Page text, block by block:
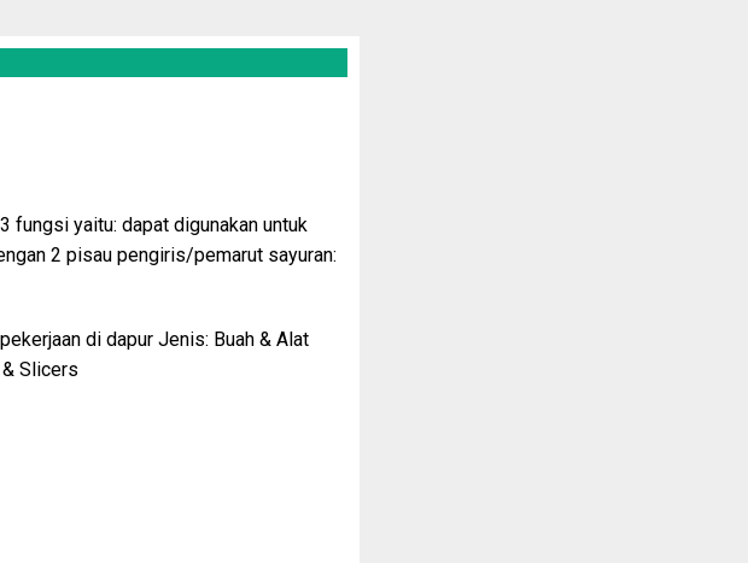
fungsi yaitu: dapat digunakan untuk
2 pisau pengiris/pemarut sayuran:
di dapur Jenis: Buah & Alat
Slicers